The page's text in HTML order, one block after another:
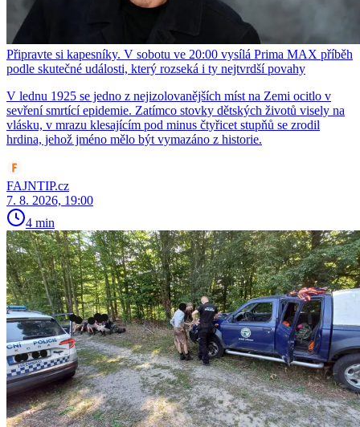
Připravte si kapesníky. V sobotu ve 20:00 vysílá Prima MAX příběh
podle skutečné události, který rozseká i ty nejtvrdší povahy
V lednu 1925 se jedno z nejizolovanějších míst na Zemi ocitlo v
sevření smrtící epidemie. Zatímco stovky dětských životů visely na
vlásku, v mrazu klesajícím pod minus čtyřicet stupňů se zrodil
hrdina, jehož jméno mělo být vymazáno z historie.
FAJNTIP.cz
7. 8. 2026, 19:00
4 min